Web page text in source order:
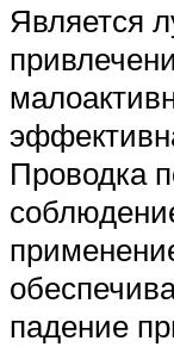
Является
Проводка
падение